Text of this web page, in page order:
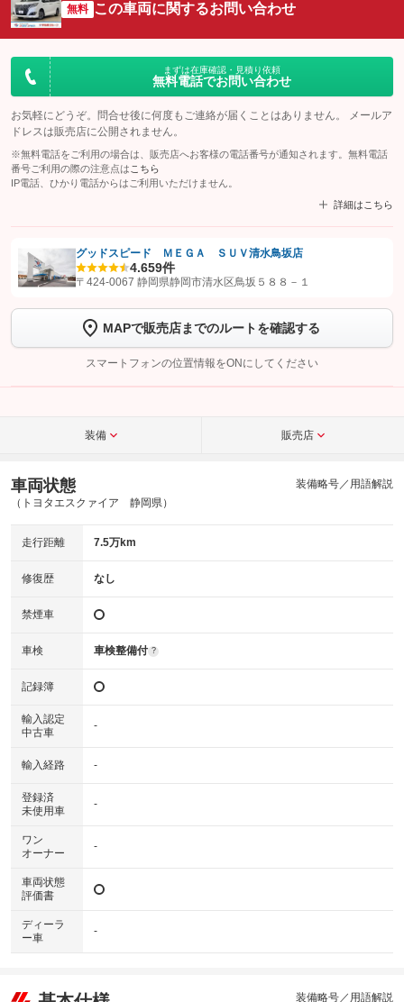
無料 この車両に関するお問い合わせ
まずは在庫確認・見積り依頼
無料電話でお問い合わせ
お気軽にどうぞ。問合せ後に何度もご連絡が届くことはありません。 メールア
ドレスは販売店に公開されません。
※無料電話をご利用の場合は、販売店へお客様の電話番号が通知されます。無料電話
番号ご利用の際の注意点は こちら
IP電話、ひかり電話からはご利用いただけません。
詳細はこちら
【STEP1】認証画面でグーネットを友だち追加してから「許可する」ボタンを押
トーク画面で
ボタンをタップして問い合わせを
完了してください。
こちら
グッドスピード ＭＥＧＡ ＳＵＶ清水鳥坂店
4.659件
〒424-0067 静岡県静岡市清水区鳥坂５８８－１
MAPで販売店までのルートを確認する
スマートフォンの位置情報をONにしてください
装備 販売店
車両状態
（トヨタエスクァイア 静岡県）
装備略号／用語解説
走行距離 7.5万km
修復歴 なし
禁煙車
車検 車検整備付 ?
記録簿
輸入認定
中古車
-
輸入経路 -
登録済
未使用車
-
ワン
オーナー
-
車両状態
評価書
ディーラ
ー車
-
装備略号／用語解説